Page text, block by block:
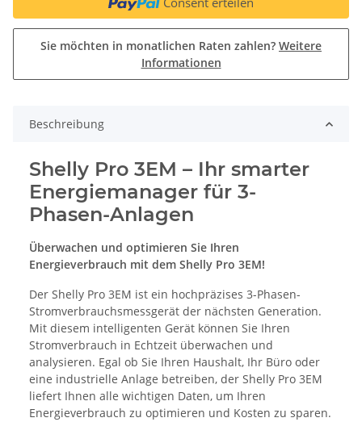
Sie möchten in monatlichen Raten zahlen? Weitere
Informationen
Beschreibung
Shelly Pro 3EM – Ihr smarter
Energiemanager für 3-
Phasen-Anlagen
Überwachen und optimieren Sie Ihren
Energieverbrauch mit dem Shelly Pro 3EM!
Der Shelly Pro 3EM ist ein hochpräzises 3-Phasen-
Stromverbrauchsmessgerät der nächsten Generation.
Mit diesem intelligenten Gerät können Sie Ihren
Stromverbrauch in Echtzeit überwachen und
analysieren. Egal ob Sie Ihren Haushalt, Ihr Büro oder
eine industrielle Anlage betreiben, der Shelly Pro 3EM
liefert Ihnen alle wichtigen Daten, um Ihren
Energieverbrauch zu optimieren und Kosten zu sparen.